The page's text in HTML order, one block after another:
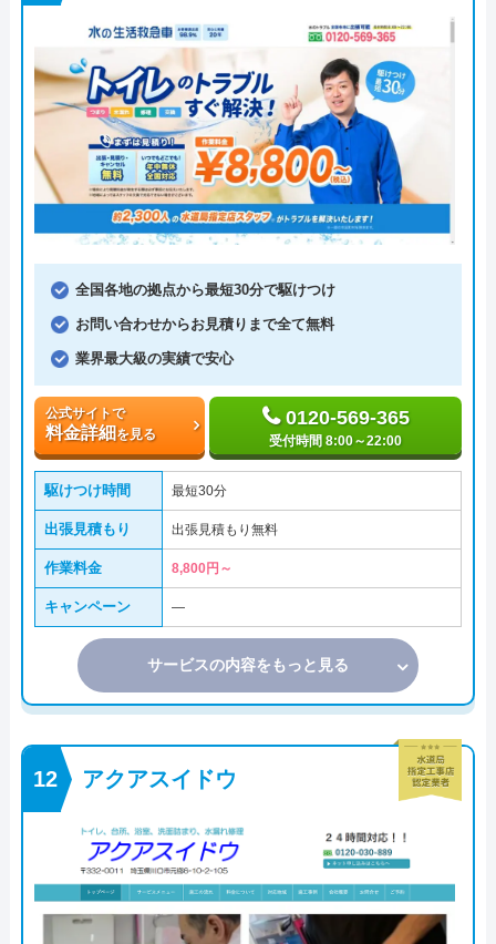
全国各地の拠点から最短30分で駆けつけ
お問い合わせからお見積りまで全て無料
業界最大級の実績で安心
公式サイトで
料金詳細 を見る
0120-569-365
受付時間 8:00～22:00
駆けつけ時間 最短30分
出張見積もり 出張見積もり無料
作業料金 8,800円～
キャンペーン ―
サービスの内容をもっと見る
アクアスイドウ